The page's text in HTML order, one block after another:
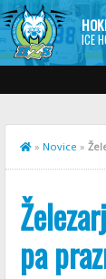
ICE
» Novice »
pa